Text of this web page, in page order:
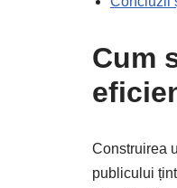
Cum
Construirea
publicului